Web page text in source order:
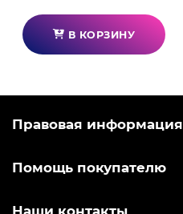
В КОРЗИНУ
Правовая информация
Помощь покупателю